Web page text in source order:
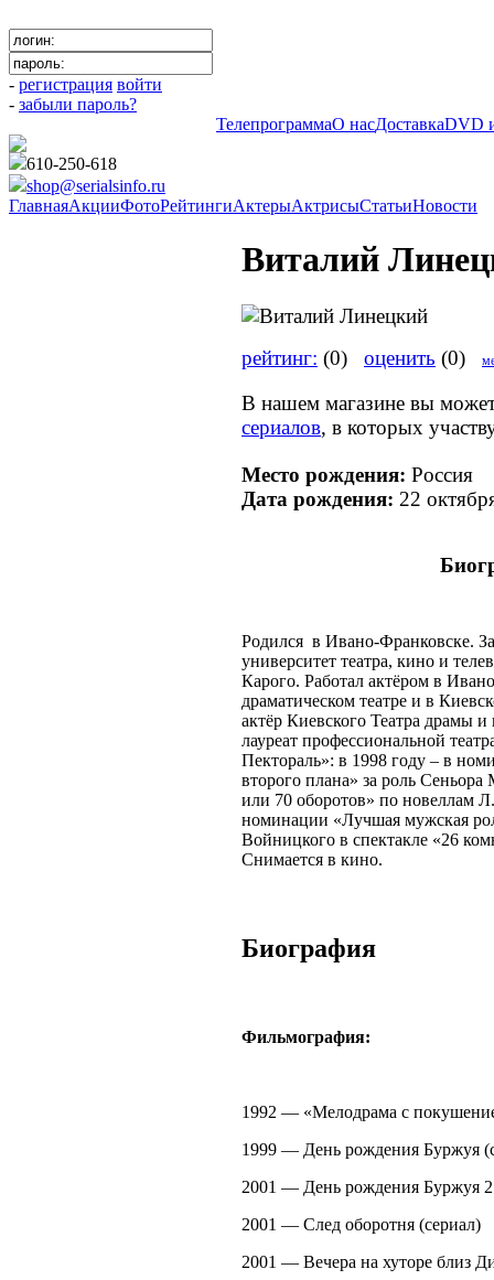
- регистрация войти
- забыли пароль?
ТелепрограммаО насДоставкаDVD
610-250-618
shop@serialsinfo.ru
ГлавнаяАкцииФотоРейтингиАктерыАктрисыСтатьиНовости
Виталий
рейтинг: (0) оценить (0)
В нашем магазине вы
сериалов, в которых
Место рождения: Россия
Дата рождения: 22
Родился в Ивано-Франковске.
университет театра, кино и
Карого. Работал актёром в
драматическом театре и в
актёр Киевского Театра драмы
лауреат профессиональной
Пектораль»: в 1998 году – в
второго плана» за роль
или 70 оборотов» по новеллам
номинации «Лучшая мужская
Войницкого в спектакле «26
Снимается в кино.
Биография
Фильмография:
1992 — «Мелодрама с
1999 — День рождения Буржуя
2001 — День рождения Буржуя 2
2001 — След оборотня (сериал)
2001 — Вечера на хуторе близ